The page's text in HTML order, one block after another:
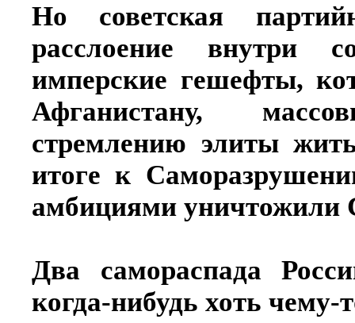
Но советская
расслоение внутри
имперские гешефты,
Афганистану,
стремлению элиты
итоге к
амбициями уничтожили
Два самораспада
когда-нибудь хоть чему-